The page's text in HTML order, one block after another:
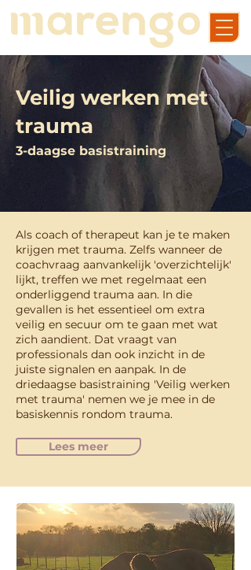
Veilig werken met
trauma
3-daagse basistraining
Als coach of therapeut kan je te maken
krijgen met trauma. Zelfs wanneer de
coachvraag aanvankelijk 'overzichtelijk'
lijkt, treffen we met regelmaat een
onderliggend trauma aan. In die
gevallen is het essentieel om extra
veilig en secuur om te gaan met wat
zich aandient. Dat vraagt van
professionals dan ook inzicht in de
juiste signalen en aanpak. In de
driedaagse basistraining 'Veilig werken
met trauma' nemen we je mee in de
basiskennis rondom trauma.
Lees meer